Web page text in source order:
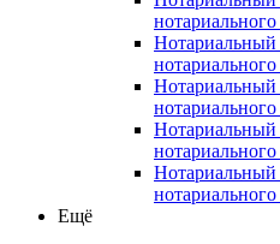
нотариального
Нотариальный
нотариального
Нотариальный
нотариального
Нотариальный
нотариального
Нотариальный
нотариального
Ещё